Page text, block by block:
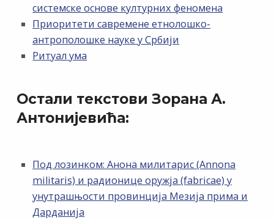
системске основе културних феномена
Приоритети савремене етнолошко-
антрополошке науке у Србији
Ритуал ума
Остали текстови Зорана А.
Антонијевића:
Под лозинком: Анона милитарис (Annona
militaris) и радионице оружја (fabricae) у
унутрашњости провинција Мезија прима и
Дарданија